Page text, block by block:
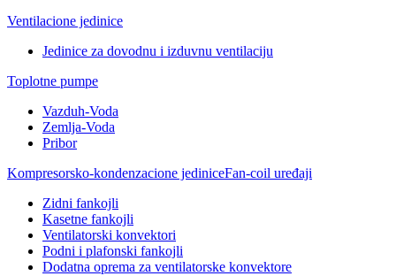
Ventilacione jedinice
Jedinice za dovodnu i izduvnu ventilaciju
Toplotne pumpe
Vazduh-Voda
Zemlja-Voda
Pribor
Kompresorsko-kondenzacione jediniceFan-coil uređaji
Zidni fankojli
Kasetne fankojli
Ventilatorski konvektori
Podni i plafonski fankojli
Dodatna oprema za ventilatorske konvektore